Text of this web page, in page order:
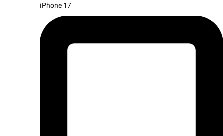
iPhone 17